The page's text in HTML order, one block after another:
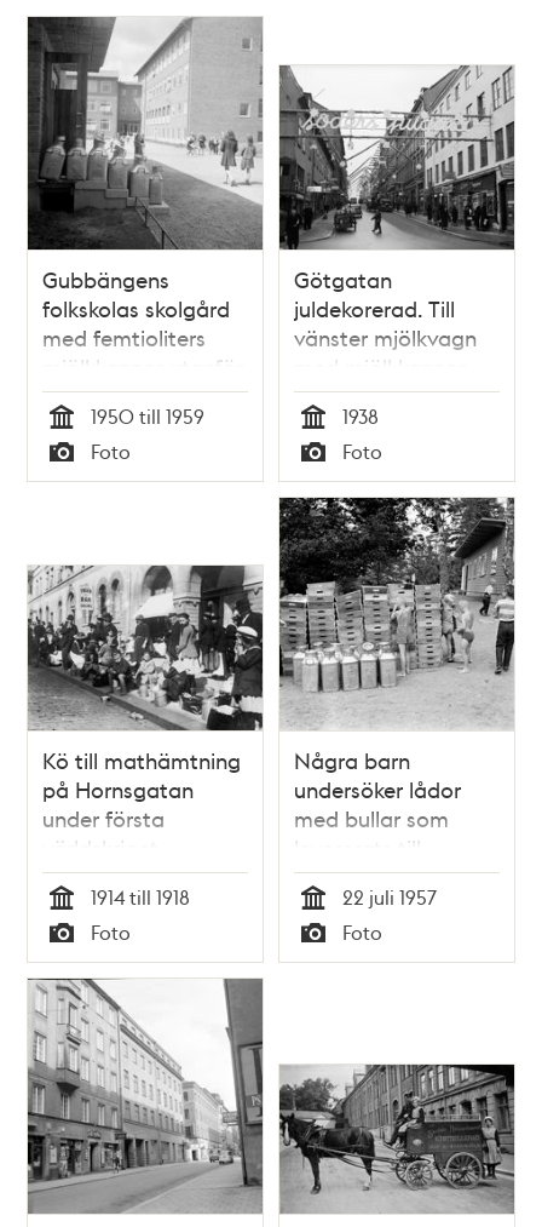
Gubbängens
folkskolas skolgård
med femtioliters
mjölkkannor utanför
skolbespisningen.
Tid
1950 till 1959
Typ
Foto
Götgatan
juldekorerad. Till
vänster mjölkvagn
med mjölkkannor.
Tid
1938
Typ
Foto
Kö till mathämtning
på Hornsgatan
under första
världskriget
Tid
1914 till 1918
Typ
Foto
Några barn
undersöker lådor
med bullar som
levererats till
Flatenbadet
Tid
22 juli 1957
Typ
Foto